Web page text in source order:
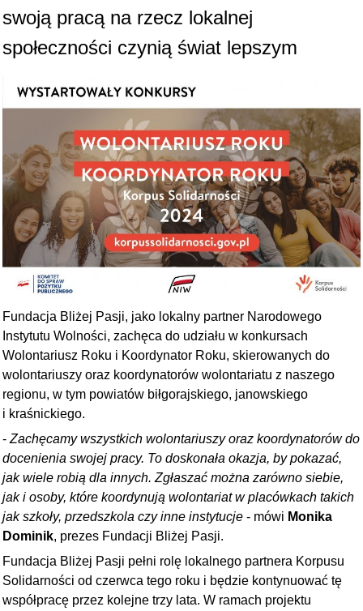
swoją pracą na rzecz lokalnej
społeczności czynią świat lepszym
Fundacja Bliżej Pasji, jako lokalny partner Narodowego
Instytutu Wolności, zachęca do udziału w konkursach
Wolontariusz Roku i Koordynator Roku, skierowanych do
wolontariuszy oraz koordynatorów wolontariatu z naszego
regionu, w tym powiatów biłgorajskiego, janowskiego
i kraśnickiego.
- Zachęcamy wszystkich wolontariuszy oraz koordynatorów do
docenienia swojej pracy. To doskonała okazja, by pokazać,
jak wiele robią dla innych. Zgłaszać można zarówno siebie,
jak i osoby, które koordynują wolontariat w placówkach takich
jak szkoły, przedszkola czy inne instytucje - mówi Monika
Dominik, prezes Fundacji Bliżej Pasji.
Fundacja Bliżej Pasji pełni rolę lokalnego partnera Korpusu
Solidarności od czerwca tego roku i będzie kontynuować tę
współpracę przez kolejne trzy lata. W ramach projektu